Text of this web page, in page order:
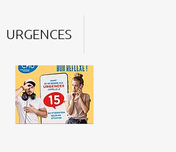
URGENCES